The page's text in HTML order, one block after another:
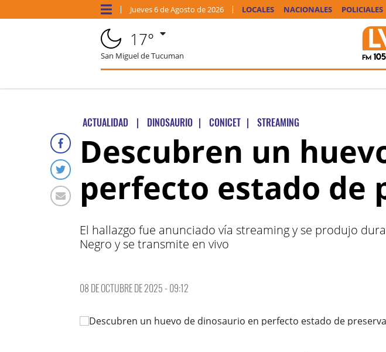
Jueves6 deAgosto de 2026 LOCALES NACIONALES POLICIALES
17°
San Miguel de Tucuman
ACTUALIDAD | DINOSAURIO | CONICET | STREAMING
Descubren un
perfecto estado de
El hallazgo fue anunciado vía streaming y se produjo
Negro y se transmite en vivo
08 DE OCTUBRE DE 2025 - 09:12